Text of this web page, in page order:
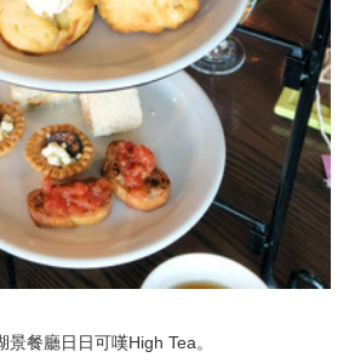
餐廳日日可嘆High Tea。